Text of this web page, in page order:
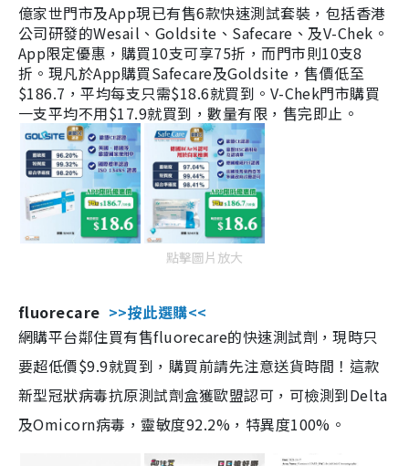
億家世門市及App現已有售6款快速測試套裝，包括香港
公司研發的Wesail、Goldsite、Safecare、及V-Chek。
App限定優惠，購買10支可享75折，而門市則10支8
折。現凡於App購買Safecare及Goldsite，售價低至
$186.7，平均每支只需$18.6就買到。V-Chek門市購買
一支平均不用$17.9就買到，數量有限，售完即止。
點擊圖片放大
fluorecare >>按此選購<<
網購平台鄰住買有售fluorecare的快速測試劑，現時只
要超低價$9.9就買到，購買前請先注意送貨時間！這款
新型冠狀病毒抗原測試劑盒獲歐盟認可，可檢測到Delta
及Omicorn病毒，靈敏度92.2%，特異度100%。